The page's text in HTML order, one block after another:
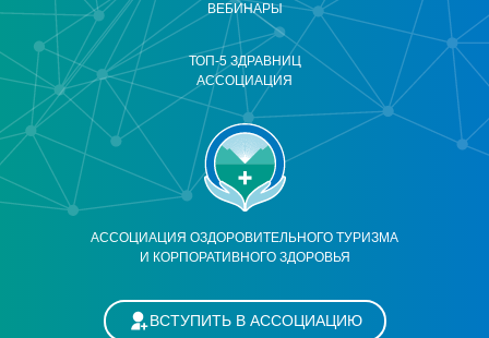
АССОЦИАЦИЯ ОЗДОРОВИТЕЛЬНОГО ТУРИЗМА
И КОРПОРАТИВНОГО ЗДОРОВЬЯ
ВЕБИНАРЫ
ТОП-5 ЗДРАВНИЦ
АССОЦИАЦИЯ
ВСТУПИТЬ В АССОЦИАЦИЮ